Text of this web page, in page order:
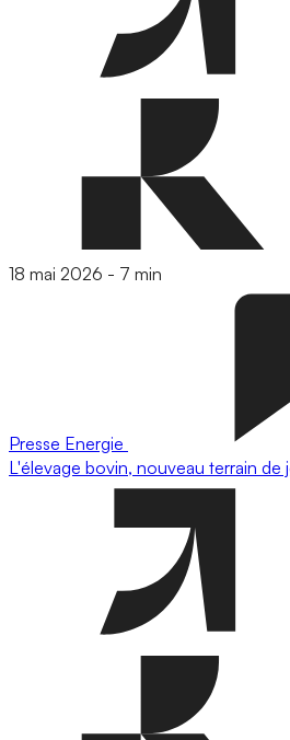
18 mai 2026 - 7 min
Presse Energie
L'élevage bovin, nouveau terrain de